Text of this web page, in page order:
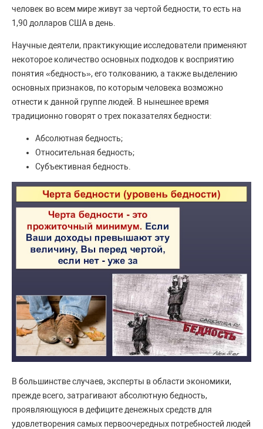
человек во всем мире живут за чертой бедности, то есть на
1,90 долларов США в день.
Научные деятели, практикующие исследователи применяют
некоторое количество основных подходов к восприятию
понятия «бедность», его толкованию, а также выделению
основных признаков, по которым человека возможно
отнести к данной группе людей. В нынешнее время
традиционно говорят о трех показателях бедности:
Абсолютная бедность;
Относительная бедность;
Субъективная бедность.
В большинстве случаев, эксперты в области экономики,
прежде всего, затрагивают абсолютную бедность,
проявляющуюся в дефиците денежных средств для
удовлетворения самых первоочередных потребностей людей